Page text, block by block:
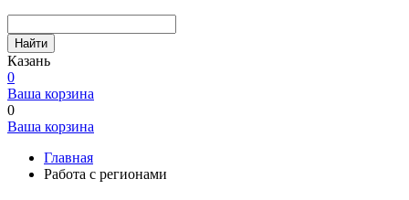
Найти
Казань
0
Ваша корзина
0
Ваша корзина
Главная
Работа с регионами